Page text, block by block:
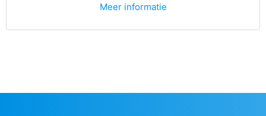
Meer informatie